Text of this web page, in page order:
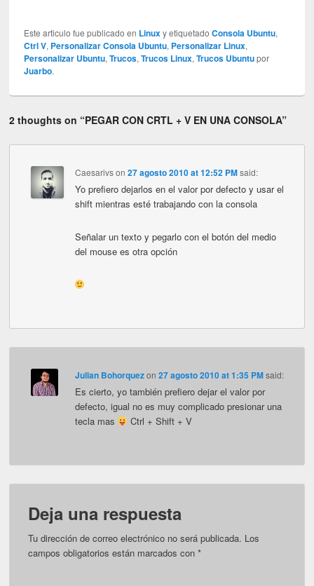
Este articulo fue publicado en Linuxy etiquetadoConsola Ubuntu,
Ctrl V, Personalizar Consola Ubuntu, Personalizar Linux,
Personalizar Ubuntu,Trucos,Trucos Linux,Trucos Ubuntupor
Juarbo.
2 thoughts on “PEGAR CON CRTL + V EN UNA CONSOLA”
Caesarivson 27 agosto 2010 at 12:52 PM said:
Yo prefiero dejarlos en el valor por defecto y usar el
shift mientras esté trabajando con la consola
Señalar un texto y pegarlo con el botón del medio
del mouse es otra opción
Julian Bohorquezon 27 agosto 2010 at 1:35 PM said:
Es cierto, yo también prefiero dejar el valor por
defecto, igual no es muy complicado presionar una
tecla mas
Ctrl + Shift + V
Deja una respuesta
Tu dirección de correo electrónico no será publicada. Los
campos obligatorios están marcados con*